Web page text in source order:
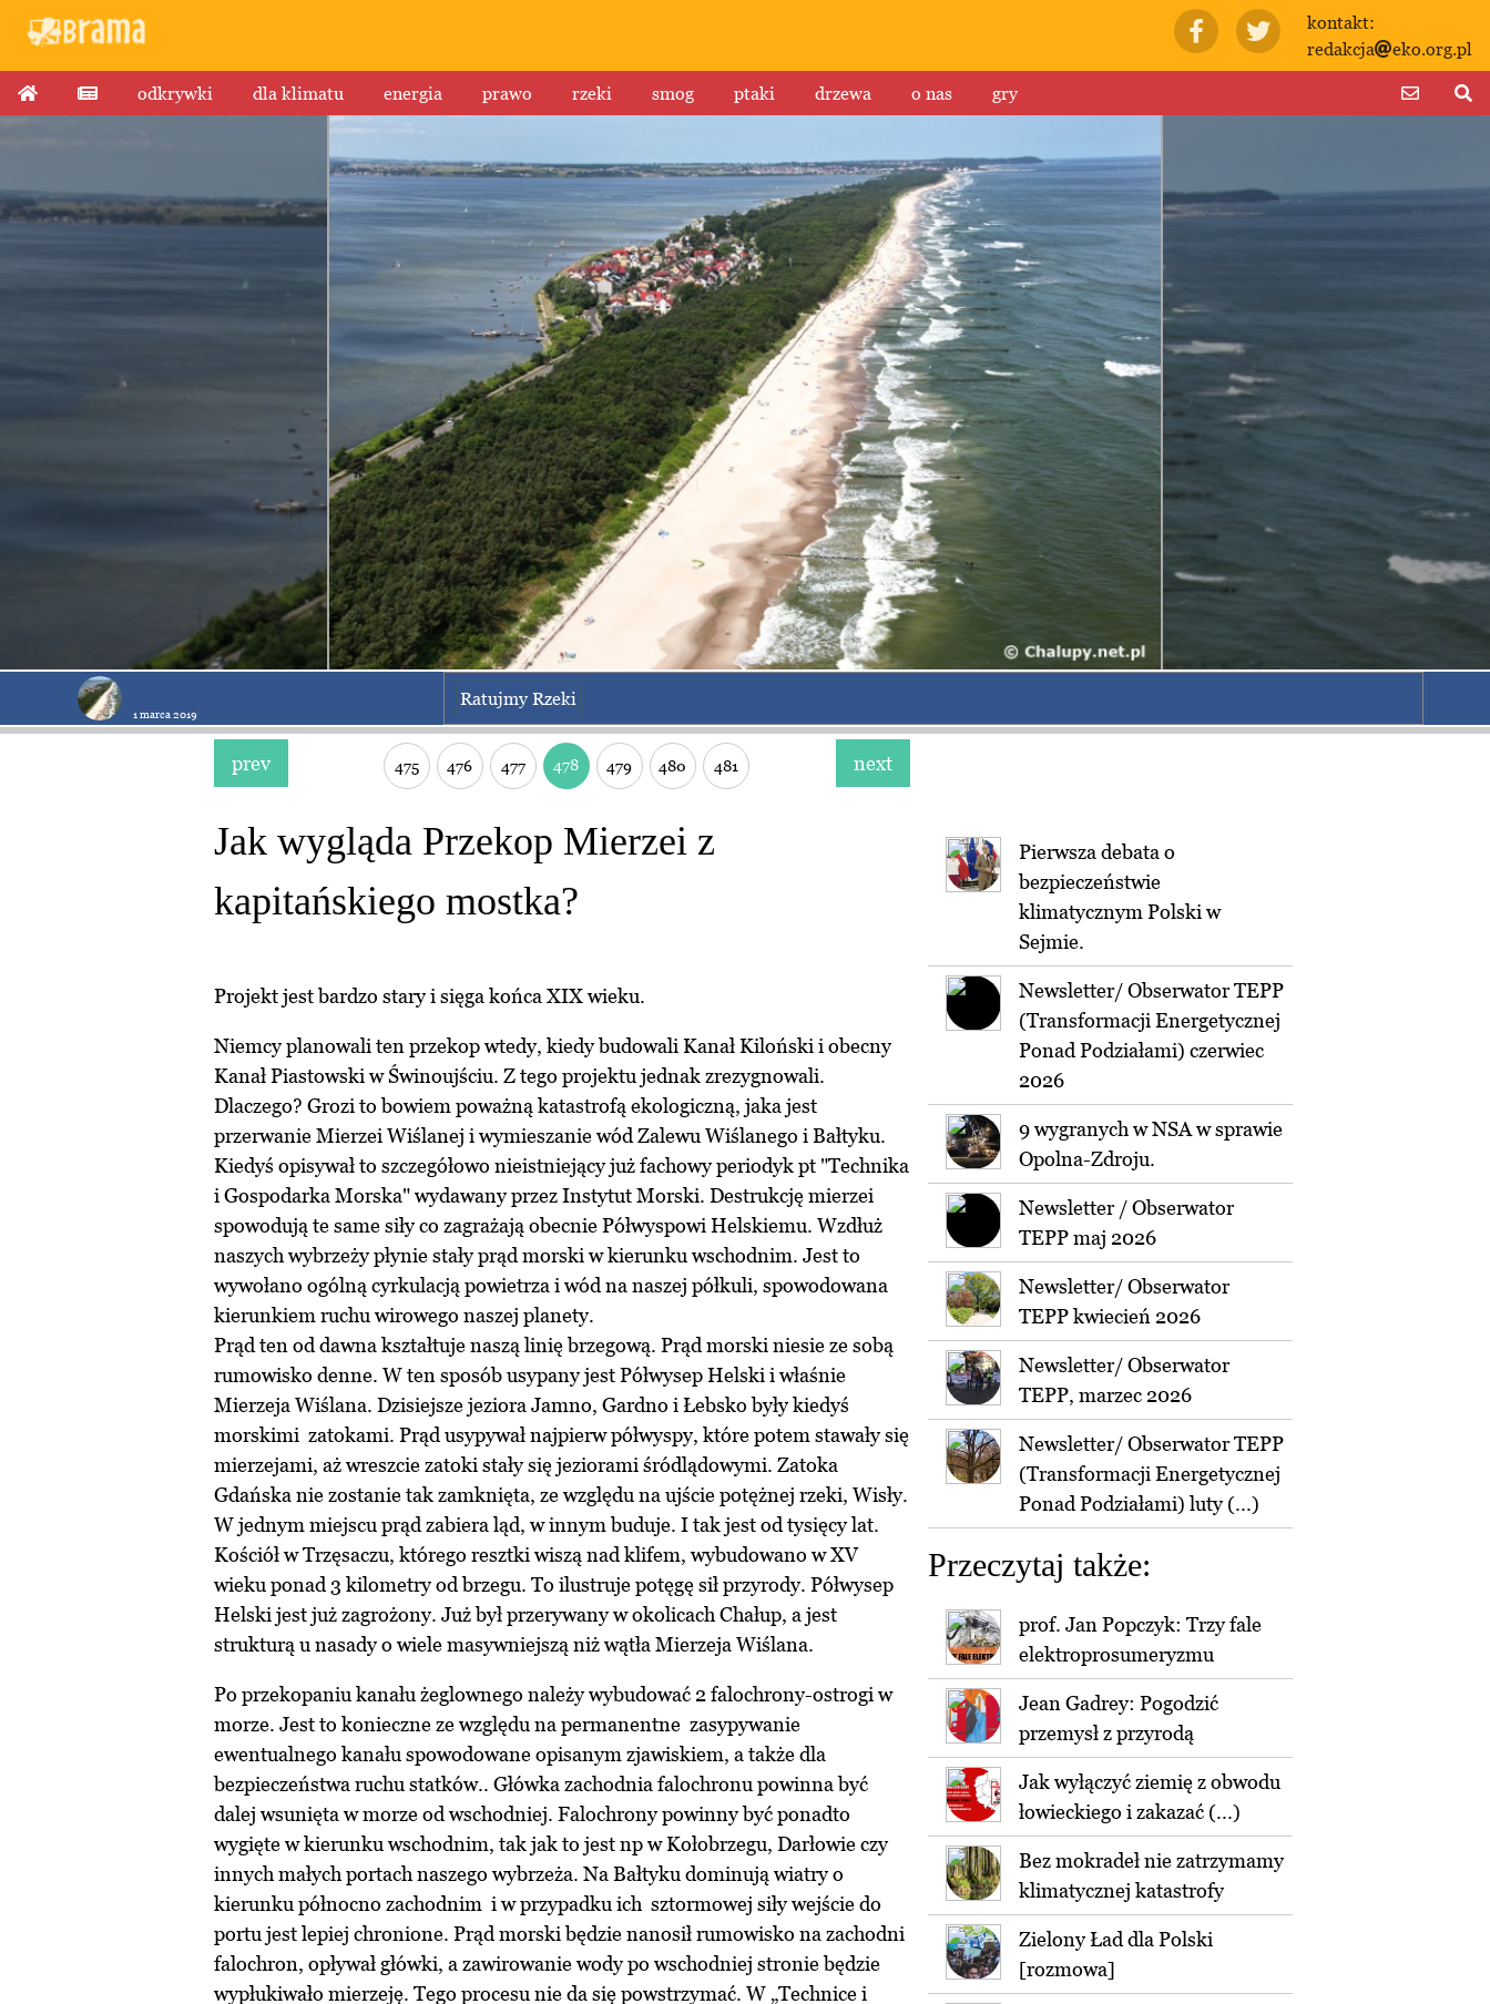
kontakt:
redakcja
eko.org.pl
odkrywki dla klimatu energia prawo rzeki smog ptaki drzewa o nas gry
1 marca 2019
Ratujmy Rzeki
prev 475 476 477 478 479 480 481 next
Jak wygląda Przekop Mierzei z
kapitańskiego mostka?
Projekt jest bardzo stary i sięga końca XIX wieku.
Niemcy planowali ten przekop wtedy, kiedy budowali Kanał Kiloński i obecny
Kanał Piastowski w Świnoujściu. Z tego projektu jednak zrezygnowali.
Dlaczego? Grozi to bowiem poważną katastrofą ekologiczną, jaka jest
przerwanie Mierzei Wiślanej i wymieszanie wód Zalewu Wiślanego i Bałtyku.
Kiedyś opisywał to szczegółowo nieistniejący już fachowy periodyk pt "Technika
i Gospodarka Morska" wydawany przez Instytut Morski. Destrukcję mierzei
spowodują te same siły co zagrażają obecnie Półwyspowi Helskiemu. Wzdłuż
naszych wybrzeży płynie stały prąd morski w kierunku wschodnim. Jest to
wywołano ogólną cyrkulacją powietrza i wód na naszej półkuli, spowodowana
kierunkiem ruchu wirowego naszej planety.
Prąd ten od dawna kształtuje naszą linię brzegową. Prąd morski niesie ze sobą
rumowisko denne. W ten sposób usypany jest Półwysep Helski i właśnie
Mierzeja Wiślana. Dzisiejsze jeziora Jamno, Gardno i Łebsko były kiedyś
morskimi zatokami. Prąd usypywał najpierw półwyspy, które potem stawały się
mierzejami, aż wreszcie zatoki stały się jeziorami śródlądowymi. Zatoka
Gdańska nie zostanie tak zamknięta, ze względu na ujście potężnej rzeki, Wisły.
W jednym miejscu prąd zabiera ląd, w innym buduje. I tak jest od tysięcy lat.
Kościół w Trzęsaczu, którego resztki wiszą nad klifem, wybudowano w XV
wieku ponad 3 kilometry od brzegu. To ilustruje potęgę sił przyrody. Półwysep
Helski jest już zagrożony. Już był przerywany w okolicach Chałup, a jest
strukturą u nasady o wiele masywniejszą niż wątła Mierzeja Wiślana.
Po przekopaniu kanału żeglownego należy wybudować 2 falochrony-ostrogi w
morze. Jest to konieczne ze względu na permanentne zasypywanie
ewentualnego kanału spowodowane opisanym zjawiskiem, a także dla
bezpieczeństwa ruchu statków.. Główka zachodnia falochronu powinna być
dalej wsunięta w morze od wschodniej. Falochrony powinny być ponadto
wygięte w kierunku wschodnim, tak jak to jest np w Kołobrzegu, Darłowie czy
innych małych portach naszego wybrzeża. Na Bałtyku dominują wiatry o
kierunku północno zachodnim i w przypadku ich sztormowej siły wejście do
portu jest lepiej chronione. Prąd morski będzie nanosił rumowisko na zachodni
falochron, opływał główki, a zawirowanie wody po wschodniej stronie będzie
wypłukiwało mierzeję. Tego procesu nie da się powstrzymać. W „Technice i
Pierwsza debata o
bezpieczeństwie
klimatycznym Polski w
Sejmie.
Newsletter/ Obserwator TEPP
(Transformacji Energetycznej
Ponad Podziałami) czerwiec
2026
9 wygranych w NSA w sprawie
Opolna-Zdroju.
Newsletter / Obserwator
TEPP maj 2026
Newsletter/ Obserwator
TEPP kwiecień 2026
Newsletter/ Obserwator
TEPP, marzec 2026
Newsletter/ Obserwator TEPP
(Transformacji Energetycznej
Ponad Podziałami) luty (...)
Przeczytaj także:
prof. Jan Popczyk: Trzy fale
elektroprosumeryzmu
Jean Gadrey: Pogodzić
przemysł z przyrodą
Jak wyłączyć ziemię z obwodu
łowieckiego i zakazać (...)
Bez mokradeł nie zatrzymamy
klimatycznej katastrofy
Zielony Ład dla Polski
[rozmowa]